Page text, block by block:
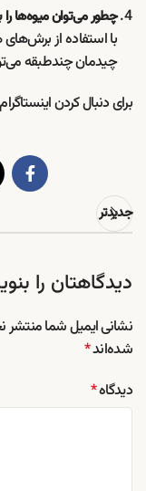
چطور می‌توان میوه‌ها
با استفاده از
چیدمان چندطبقه
برای دنبال کردن
جدیدتر
دیدگاهتان را
نشانی ایمیل شما
شده‌اند*
دیدگاه*